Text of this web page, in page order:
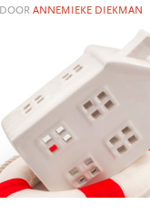
DOOR ANNEMIEKE DIEKMAN